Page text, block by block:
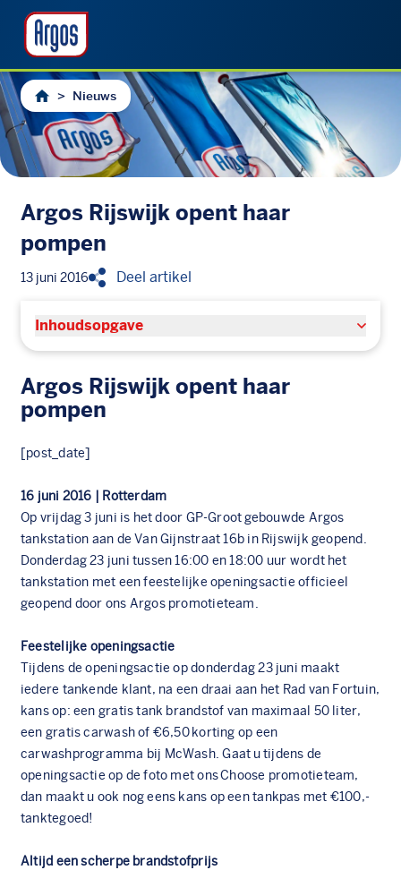
> Nieuws
Argos Rijswijk opent haar
pompen
13 juni 2016 Deel artikel
Inhoudsopgave
Argos Rijswijk opent haar
pompen
[post_date]
16 juni 2016 | Rotterdam
Op vrijdag 3 juni is het door GP-Groot gebouwde Argos
tankstation aan de Van Gijnstraat 16b in Rijswijk geopend.
Donderdag 23 juni tussen 16:00 en 18:00 uur wordt het
tankstation met een feestelijke openingsactie officieel
geopend door ons Argos promotieteam.
Feestelijke openingsactie
Tijdens de openingsactie op donderdag 23 juni maakt
iedere tankende klant, na een draai aan het Rad van Fortuin,
kans op: een gratis tank brandstof van maximaal 50 liter,
een gratis carwash of €6,50 korting op een
carwashprogramma bij McWash. Gaat u tijdens de
openingsactie op de foto met onsChoose promotieteam,
dan maakt u ook nog eens kans op een tankpas met €100,-
tanktegoed!
Altijd een scherpe brandstofprijs